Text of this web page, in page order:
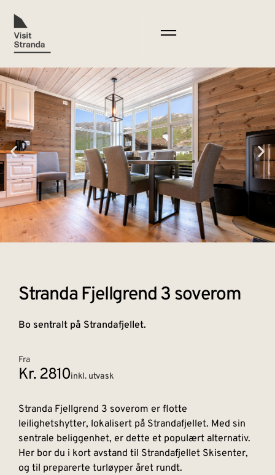
Stranda Fjellgrend 3​ soverom
Bo sentralt på Strandafjellet.
Fra
Kr. 2810inkl. utvask
Stranda Fjellgrend 3 soverom er flotte
leilighetshytter, lokalisert på Strandafjellet. Med sin
sentrale beliggenhet, er dette et populært alternativ.
Her bor du i kort avstand til Strandafjellet Skisenter,
og til preparerte turløyper året rundt.